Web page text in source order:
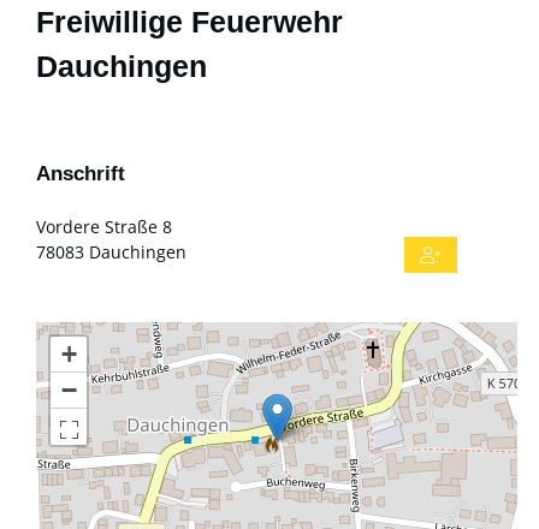
Freiwillige Feuerwehr
Dauchingen
+
−
Anschrift
Vordere Straße 8
78083 Dauchingen